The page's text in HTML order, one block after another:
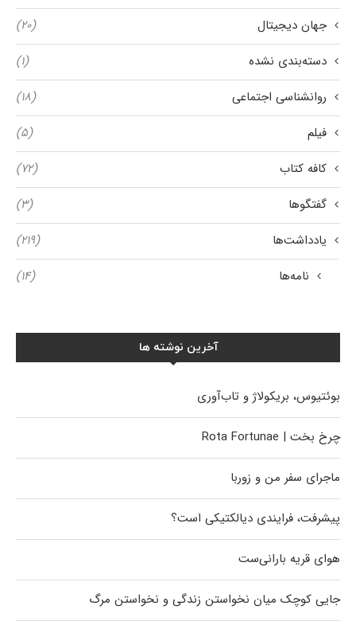
جهان دیجیتال
(۲۰)
دسته‌بندی نشده
(۱)
روانشناسی اجتماعی
(۱۸)
فیلم
(۵)
کافه کتاب
(۷۲)
گفتگوها
(۳)
یادداشت‌ها
(۲۱۹)
نامه‌ها
(۱۴)
آخرین نوشته ها
بوئتیوس، بریکولاژ و تاب‌آوری
چرخ بخت | Rota Fortunae
ماجرای سفر من و زوربا
پیشرفت، فرایندی دیالکتیکی است؟
هوای قریه بارانی‌ست
جایی کوچک میان نخواستن زندگی و نخواستن مرگ